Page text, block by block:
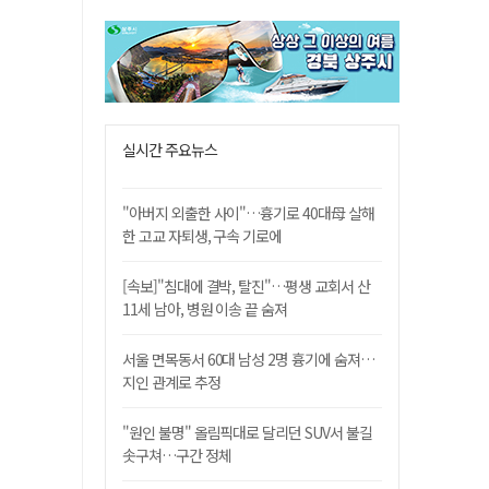
실시간 주요뉴스
"아버지 외출한 사이"…흉기로 40대母 살해
한 고교 자퇴생, 구속 기로에
[속보]"침대에 결박, 탈진"…평생 교회서 산
11세 남아, 병원 이송 끝 숨져
서울 면목동서 60대 남성 2명 흉기에 숨져…
지인 관계로 추정
"원인 불명" 올림픽대로 달리던 SUV서 불길
솟구쳐…구간 정체